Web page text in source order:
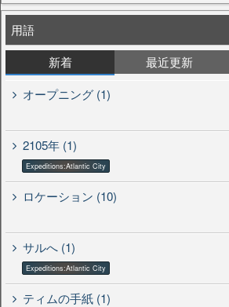
用語
新着
最近更新
オープニング (1)
2105年 (1)
Expeditions:Atlantic City
ロケーション (10)
サルへ (1)
Expeditions:Atlantic City
ティムの手紙 (1)